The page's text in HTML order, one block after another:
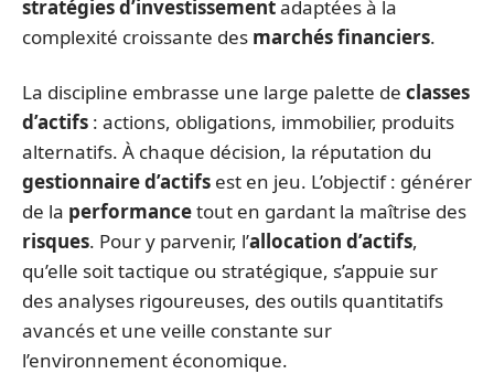
stratégies d’investissementadaptées à la
complexité croissante des marchés financiers.
La discipline embrasse une large palette de classes
d’actifs : actions, obligations, immobilier, produits
alternatifs. À chaque décision, la réputation du
gestionnaire d’actifs est en jeu. L’objectif : générer
de la performancetout en gardant la maîtrise des
risques. Pour y parvenir, l’allocation d’actifs,
qu’elle soit tactique ou stratégique, s’appuie sur
des analyses rigoureuses, des outils quantitatifs
avancés et une veille constante sur
l’environnement économique.